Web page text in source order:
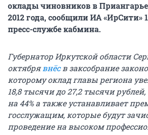
оклады чиновников в
2012 года, сообщили ИА «ИрСити»
пресс-службе кабмина.
Губернатор Иркутской области
октябрявнёсв заксобрание
которому оклад главы региона
18,8 тысячи до 27,2 тысячи рублей,
на 44% а также устанавливает
госслужащим, которые будут
проведение на высоком